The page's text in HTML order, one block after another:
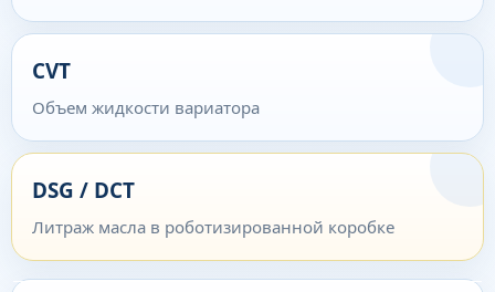
CVT
Объем жидкости вариатора
DSG / DCT
Литраж масла в роботизированной коробке